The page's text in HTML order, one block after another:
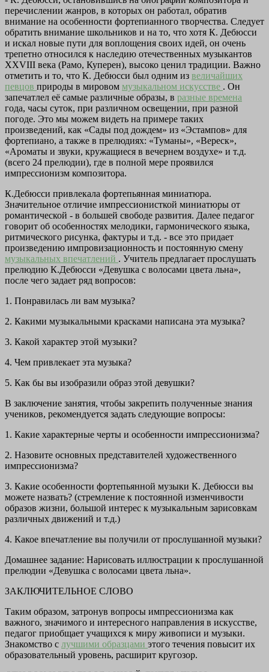
перечислении жанров, в которых он работал, обратив
внимание на особенности фортепианного творчества. Следует
обратить внимание школьников и на то, что хотя К. Дебюсси
и искал новые пути для воплощения своих идей, он очень
трепетно относился к наследию отечественных музыкантов
XXVIII века (Рамо, Куперен), высоко ценил традиции. Важно
отметить и то, что К. Дебюсси был одним из величайших
певцов природы в мировом музыкальном искусстве . Он
запечатлел её самые различные образы, в разные времена
года, часы суток, при различном освещении, при разной
погоде. Это мы можем видеть на примере таких
произведений, как «Сады под дождем» из «Эстампов» для
фортепиано, а также в прелюдиях: «Туманы», «Вереск»,
«Ароматы и звуки, кружащиеся в вечернем воздухе» и т.д.
(всего 24 прелюдии), где в полной мере проявился
импрессионизм композитора.
К.Дебюсси привлекала фортепьянная миниатюра.
Значительное отличие импрессионисткой миниатюры от
романтической - в большей свободе развития. Далее педагог
говорит об особенностях мелодики, гармонического языка,
ритмического рисунка, фактуры и т.д. - все это придает
произведению импровизационность и постоянную смену
музыкальных впечатлений . Учитель предлагает прослушать
прелюдию К.Дебюсси «Девушка с волосами цвета льна»,
после чего задает ряд вопросов:
1. Понравилась ли вам музыка?
2. Какими музыкальными красками написана эта музыка?
3. Какой характер этой музыки?
4. Чем привлекает эта музыка?
5. Как бы вы изобразили образ этой девушки?
В заключение занятия, чтобы закрепить полученные знания
учеников, рекомендуется задать следующие вопросы:
1. Какие характерные черты и особенности импрессионизма?
2. Назовите основных представителей художественного
импрессионизма?
3. Какие особенности фортепьянной музыки К. Дебюсси вы
можете назвать? (стремление к постоянной изменчивости
образов жизни, большой интерес к музыкальным зарисовкам
различных движений и т.д.)
4. Какое впечатление вы получили от прослушанной музыки?
Домашнее задание: Нарисовать иллюстрации к прослушанной
прелюдии «Девушка с волосами цвета льна».
ЗАКЛЮЧИТЕЛЬНОЕ СЛОВО
Таким образом, затронув вопросы импрессионизма как
важного, значимого и интересного направления в искусстве,
педагог приобщает учащихся к миру живописи и музыки.
Знакомство с лучшими образцами этого течения повысит их
образовательный уровень, расширит кругозор.